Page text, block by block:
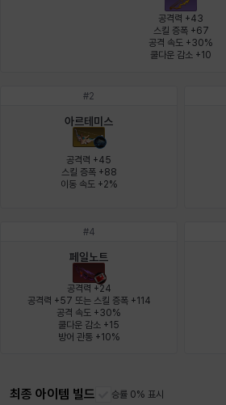
유스티나 유키
이안
크레이버
펠릭스
헤이즈 헨리 현우
공격력 +43
스킬 증폭 +67
공격 속도 +30%
쿨다운 감소 +10
#2
아르테미스
공격력 +45
스킬 증폭 +88
이동 속도 +2%
#4
페일노트
공격력 +24
공격력 +57 또는 스킬 증폭 +114
공격 속도 +30%
쿨다운 감소 +15
방어 관통 +10%
최종 아이템 빌드 승률 0% 표시